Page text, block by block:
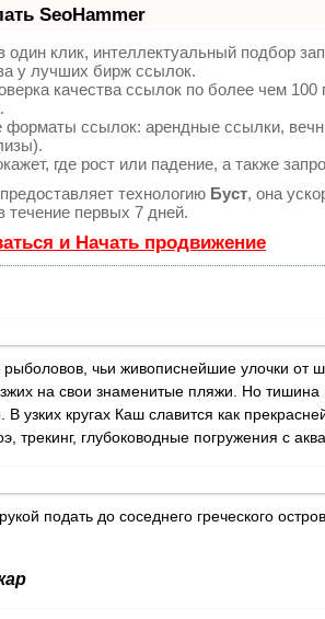
SeoHammer
клик, интеллектуальный подбор
у лучших бирж ссылок.
качества ссылок по более чем
ссылок: арендные ссылки,
где рост или падение, а также
технологию Буст, она
течение первых 7 дней.
и Начать продвижение
чьи живописнейшие улочки от
на свои знаменитые пляжи. Но тишина
узких кругах Каш славится как
трекинг, глубоководные погружения с
подать до соседнего греческого